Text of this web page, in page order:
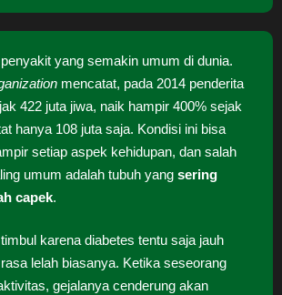
yang semakin umum di dunia.
mencatat, pada 2014 penderita
422 juta jiwa, naik hampir 400% sejak
hanya 108 juta saja. Kondisi ini bisa
setiap aspek kehidupan, dan salah
umum adalah tubuh yang sering
capek.
karena diabetes tentu saja jauh
lelah biasanya. Ketika seseorang
gejalanya cenderung akan